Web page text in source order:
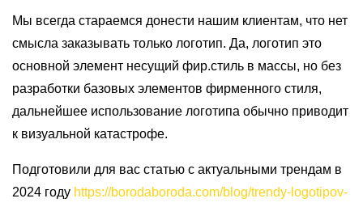
Мы всегда стараемся донести нашим клиентам, что нет
смысла заказывать только логотип. Да, логотип это
основной элемент несущий фир.стиль в массы, но без
разработки базовых элементов фирменного стиля,
дальнейшее использование логотипа обычно приводит
к визуальной катастрофе.
Подготовили для вас статью с актуальными трендам в
2024 году https://borodaboroda.com/blog/trendy-logotipov-